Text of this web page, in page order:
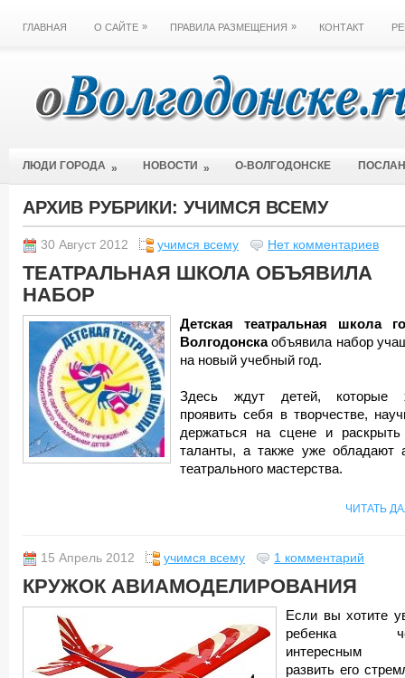
ГЛАВНАЯ О САЙТЕ » ПРАВИЛА РАЗМЕЩЕНИЯ » КОНТАКТ
ЛЮДИ ГОРОДА » НОВОСТИ » О-ВОЛГОДОНСКЕ
АРХИВ РУБРИКИ: УЧИМСЯ ВСЕМУ
30 Август 2012 учимся всему Нет комментариев
ТЕАТРАЛЬНАЯ ШКОЛА ОБЪЯВИЛА
НАБОР
Детская театральная школа
Волгодонскаобъявила набор
на новый учебный год.
Здесь ждут детей, которые
проявить себя в творчестве,
держаться на сцене и раскрыть
таланты, а также уже обладают
театрального мастерства.
ЧИТАТЬ
15 Апрель 2012 учимся всему 1 комментарий
КРУЖОК АВИАМОДЕЛИРОВАНИЯ
Если вы хотите
ребенка
интересным
развить его